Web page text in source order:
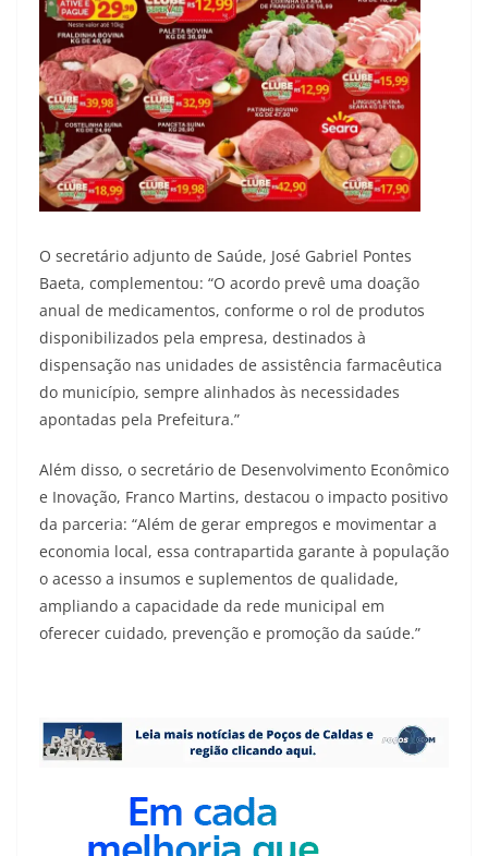
O secretário adjunto de Saúde, José Gabriel Pontes
Baeta, complementou: “O acordo prevê uma doação
anual de medicamentos, conforme o rol de produtos
disponibilizados pela empresa, destinados à
dispensação nas unidades de assistência farmacêutica
do município, sempre alinhados às necessidades
apontadas pela Prefeitura.”
Além disso, o secretário de Desenvolvimento Econômico
e Inovação, Franco Martins, destacou o impacto positivo
da parceria: “Além de gerar empregos e movimentar a
economia local, essa contrapartida garante à população
o acesso a insumos e suplementos de qualidade,
ampliando a capacidade da rede municipal em
oferecer cuidado, prevenção e promoção da saúde.”